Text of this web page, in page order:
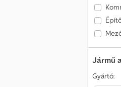
Jármű
Gyártó: